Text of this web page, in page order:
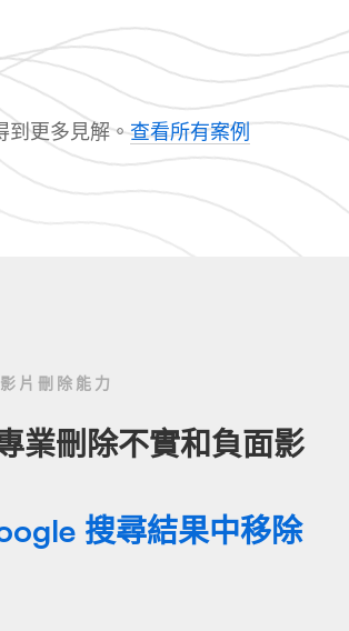
到更多見解。查看所有案例
片刪除能力
業刪除不實和負面影
搜尋結果中移除